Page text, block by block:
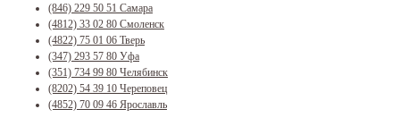
(846) 229 50 51 Самара
(4812) 33 02 80 Смоленск
(4822) 75 01 06 Тверь
(347) 293 57 80 Уфа
(351) 734 99 80 Челябинск
(8202) 54 39 10 Череповец
(4852) 70 09 46 Ярославль